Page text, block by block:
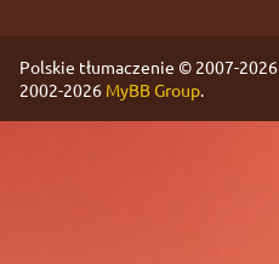
Polskie tłumaczenie © 2007-2026
2002-2026 MyBB Group.